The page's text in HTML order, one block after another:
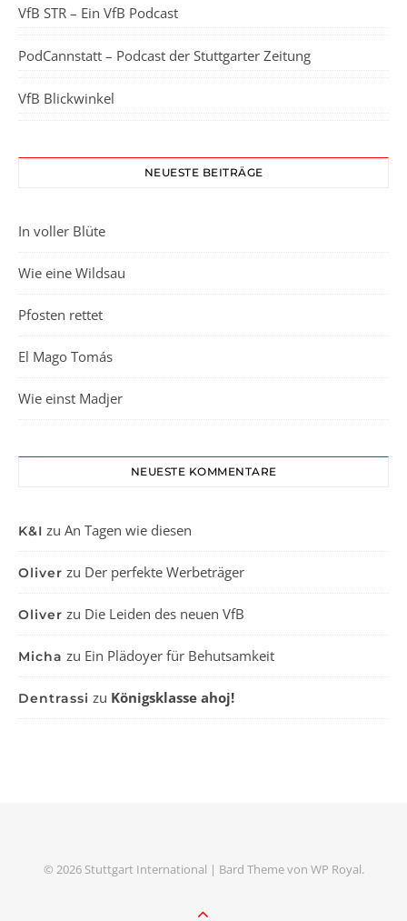
VfB STR – Ein VfB Podcast
PodCannstatt – Podcast der Stuttgarter Zeitung
VfB Blickwinkel
NEUESTE BEITRÄGE
In voller Blüte
Wie eine Wildsau
Pfosten rettet
El Mago Tomás
Wie einst Madjer
NEUESTE KOMMENTARE
K&I zu An Tagen wie diesen
Oliver zu Der perfekte Werbeträger
Oliver zu Die Leiden des neuen VfB
Micha zu Ein Plädoyer für Behutsamkeit
Dentrassi zu Königsklasse ahoj!
© 2026 Stuttgart International | Bard Theme von WP Royal.